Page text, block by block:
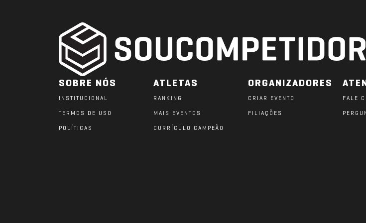
SOBRE NÓS
INSTITUCIONAL
TERMOS DE USO
POLÍTICAS
ATLETAS
RANKING
MAIS EVENTOS
CURRÍCULO CAMPEÃO
ORGANIZADORES
CRIAR EVENTO
FILIAÇÕES
FALE